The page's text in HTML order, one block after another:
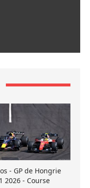
- GP de Hongrie
2026 - Course